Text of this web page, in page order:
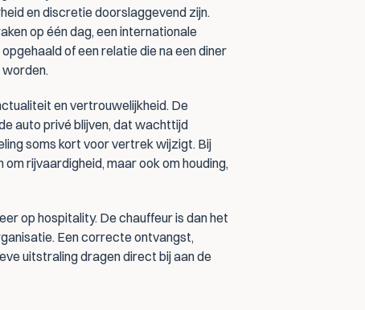
en discretie doorslaggevend zijn.
op één dag, een internationale
of een relatie die na een diner
en vertrouwelijkheid. De
auto privé blijven, dat wachttijd
rijvaardigheid, maar ook om houding,
op hospitality. De chauffeur is dan het
Een correcte ontvangst,
uitstraling dragen direct bij aan de